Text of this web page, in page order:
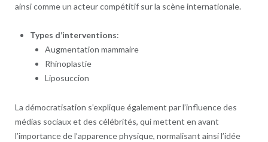
ainsi comme un acteur compétitif sur la scène internationale.
Types d’interventions:
Augmentation mammaire
Rhinoplastie
Liposuccion
La démocratisation s’explique également par l’influence des
médias sociaux et des célébrités, qui mettent en avant
l’importance de l’apparence physique, normalisant ainsi l’idée